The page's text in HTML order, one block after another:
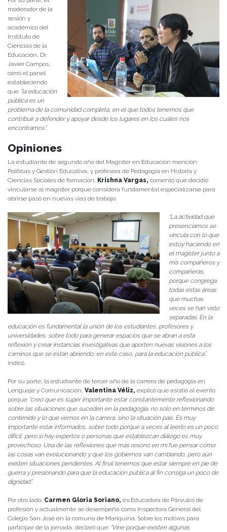
moderador de la
sesión y
académico del
Instituto de
Ciencias de la
Educación, Dr.
Javier Campos,
cerró el panel
estableciendo
que “la educación
pública es un
problema de la comunidad completa, en el que todos tenemos que
contribuir a defender y apoyar desde los lugares en los cuales nos
encontramos”.
Opiniones
La estudiante de segundo año del Magíster en Educación mención
Políticas y Gestión Educativa, y profesora de Pedagogía en Historia y
Ciencias Sociales de formación, Krishna Vargas, comentó que decidió
vincularse al magíster porque considera fundamental especializarse para
abrirse paso en nuevas vías de trabajo.
“La actividad que
presenciamos se
vincula con lo que
estoy haciendo en
el magíster junto a
mis compañeros y
compañeras,
porque congrega
todas estas áreas
que muchas
veces se han visto
separadas. En la
educación es fundamental la unión de los estudiantes, profesores y
universidades, sobre todo para generar espacios que se abran a esta
reflexión y crear instancias investigativas que aporten nuevas visiones a los
caminos que se están abriendo, en este caso, para la educación pública”,
indicó.
Por su parte, la estudiante de tercer año de la carrera de pedagogía en
Lenguaje y Comunicación, Valentina Véliz, explicó que asistió al evento
porque “creo que es super importante estar constantemente reflexionando
sobre las situaciones que suceden en la pedagogía, no solo en términos de
contenido y lo que vemos en la carrera, sino la situación país. Es muy
importante estar informados, sobre todo porque a veces al leerlo es un poco
difícil, pero si hay expertos o personas que establezcan diálogo es muy
provechoso. Una de las reflexiones que más resonó en mí fue pensar cómo
las cosas van evolucionando y que los gobiernos van cambiando, pero aún
existen situaciones pendientes. Al final tenemos que estar siempre en pie de
guerra y presionando para que la educación pública al fin consiga un poco de
dignidad”.
Por otro lado, Carmen Gloria Soriano, es Educadora de Párvulos de
profesión y actualmente se desempeña como Inspectora General del
Colegio San José en la comuna de Mariquina. Sobre los motivos para
participar de la jornada, declaró que: “Vine porque existen algunas